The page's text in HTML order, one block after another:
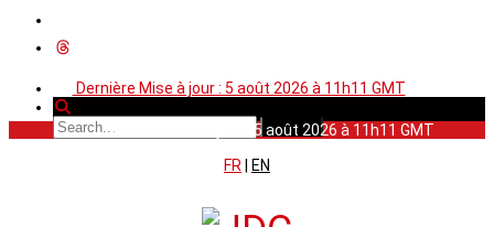
Dernière Mise à jour : 5 août 2026 à 11h11 GMT
Dernière Mise à jour : 5 août 2026 à 11h11 GMT
FR
EN